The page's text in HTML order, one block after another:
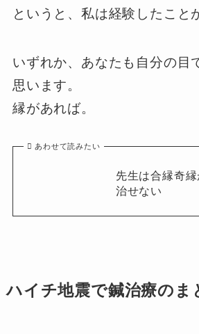
というと、私は経験したこと
いずれか、あなたも自分の目
思います。
縁があれば。
あわせて読みたい
先生は合縁奇
治せない
ハイチ地震で鍼治療のま